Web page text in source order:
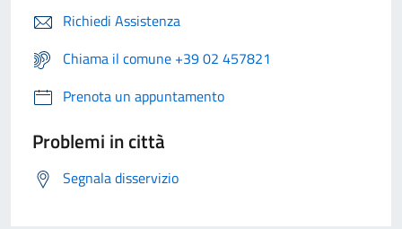
Richiedi Assistenza
Chiama il comune +39 02 457821
Prenota un appuntamento
Problemi in città
Segnala disservizio